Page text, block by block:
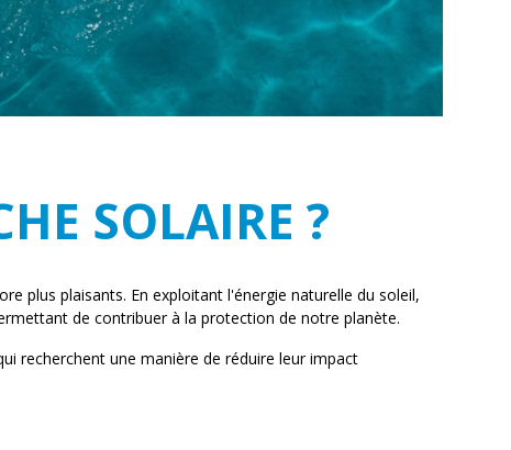
SOLAIRE ?
plus plaisants. En exploitant l'énergie naturelle du soleil,
de contribuer à la protection de notre planète.
recherchent une manière de réduire leur impact